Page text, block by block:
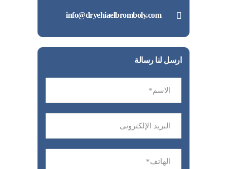
info@dryehiaelbromboly.com
ارسل لنا رسالة